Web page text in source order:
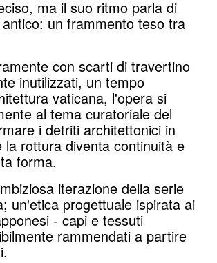
ma il suo ritmo parla di
un frammento teso tra
con scarti di travertino
inutilizzati, un tempo
vaticana, l'opera si
al tema curatoriale del
i detriti architettonici in
la rottura diventa continuità e
forma.
iterazione della serie
un'etica progettuale ispirata ai
- capi e tessuti
rammendati a partire